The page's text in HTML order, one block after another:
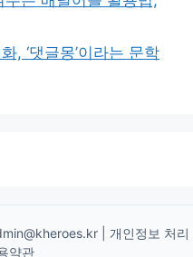
, ‘댓글몽’이라는 문학
| 개인정보 처리
약관